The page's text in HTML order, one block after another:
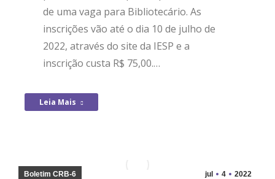
de uma vaga para Bibliotecário. As
inscrições vão até o dia 10 de julho de
2022, através do site da IESP e a
inscrição custa R$ 75,00.…
Leia Mais
jul 4 2022
Boletim CRB-6